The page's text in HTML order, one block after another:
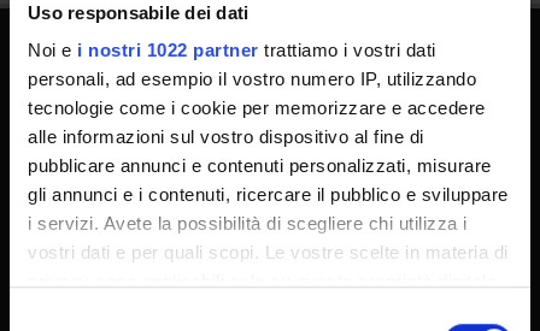
Uso responsabile dei dati
Noi e i nostri 1022 partner trattiamo i vostri dati
personali, ad esempio il vostro numero IP, utilizzando
tecnologie come i cookie per memorizzare e accedere
alle informazioni sul vostro dispositivo al fine di
pubblicare annunci e contenuti personalizzati, misurare
gli annunci e i contenuti, ricercare il pubblico e sviluppare
i servizi. Avete la possibilità di scegliere chi utilizza i
vostri dati e per quali scopi. Le vostre scelte in materia di
PhD Programmes
Master and Post Lauream
Contact information
Technical support
Back office Area - dbErw